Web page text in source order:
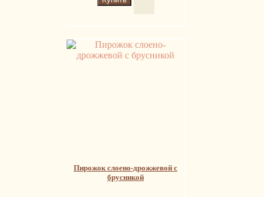
Пирожок слоено-дрожжевой с
брусникой